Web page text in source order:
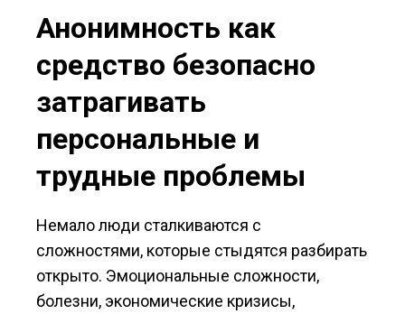
Анонимность как
средство безопасно
затрагивать
персональные и
трудные проблемы
Немало люди сталкиваются с
сложностями, которые стыдятся разбирать
открыто. Эмоциональные сложности,
болезни, экономические кризисы,